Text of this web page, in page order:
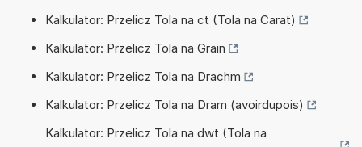
Kalkulator: Przelicz Tola na ct (Tola na Carat)
Kalkulator: Przelicz Tola na Grain
Kalkulator: Przelicz Tola na Drachm
Kalkulator: Przelicz Tola na Dram (avoirdupois)
Kalkulator: Przelicz Tola na dwt (Tola na